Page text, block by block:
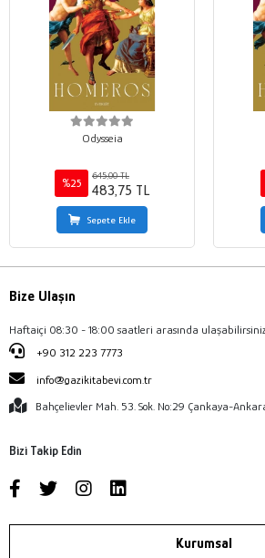
Odysseia
%25
645,00 TL
483,75 TL
Sepete Ekle
Bize Ulaşın
Haftaiçi 08:30 - 18:00 saatleri arasında
+90 312 223 7773
info@gazikitabevi.com.tr
Bahçelievler Mah. 53. Sok. No:29 Çankaya-
Bizi Takip Edin
Kurumsal